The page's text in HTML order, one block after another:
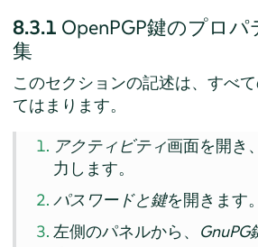
8.3.1 OpenPGP鍵のプロパ
集
このセクションの記述は、すべ
てはまります。
アクティビティ画面を開き
力します。
パスワードと鍵を開きます。
左側のパネルから、 GnuPG